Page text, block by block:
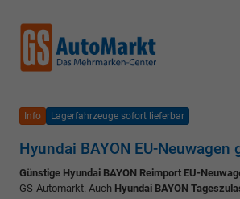
Info Lagerfahrzeuge sofort lieferbar
Hyundai BAYON EU-
Günstige Hyundai BAYON Reimport EU-
GS-Automarkt. Auch Hyundai BAYON